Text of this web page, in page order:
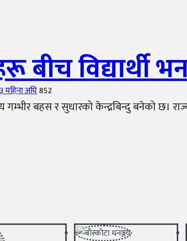
बीच विद्यार्थी
३ महिना अघि852
बहस र सुधारको केन्द्रबिन्दु बनेको छ।